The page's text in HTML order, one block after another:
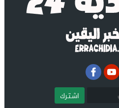
اشـتـرك